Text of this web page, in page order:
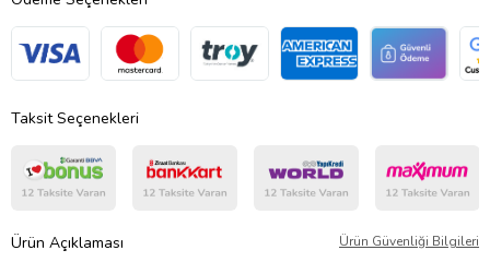
Taksit Seçenekleri
Ürün Açıklaması Ürün Güvenliği Bilgileri